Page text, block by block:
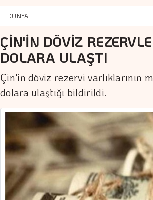
DÜNYA
ÇİN'İN DÖVİZ
DOLARA ULAŞTI
Çin'in döviz rezervi varlıklarının
dolara ulaştığı bildirildi.